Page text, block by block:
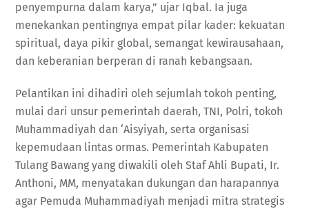
penyempurna dalam karya,” ujar Iqbal. Ia juga
menekankan pentingnya empat pilar kader: kekuatan
spiritual, daya pikir global, semangat kewirausahaan,
dan keberanian berperan di ranah kebangsaan.
Pelantikan ini dihadiri oleh sejumlah tokoh penting,
mulai dari unsur pemerintah daerah, TNI, Polri, tokoh
Muhammadiyah dan ‘Aisyiyah, serta organisasi
kepemudaan lintas ormas. Pemerintah Kabupaten
Tulang Bawang yang diwakili oleh Staf Ahli Bupati, Ir.
Anthoni, MM, menyatakan dukungan dan harapannya
agar Pemuda Muhammadiyah menjadi mitra strategis